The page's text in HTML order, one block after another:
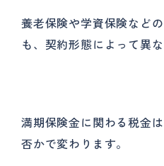
養老保険や学資保険など
も、契約形態によって異な
満期保険金に関わる税金
否かで変わります。